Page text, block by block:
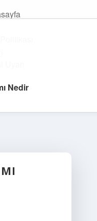
Nedir